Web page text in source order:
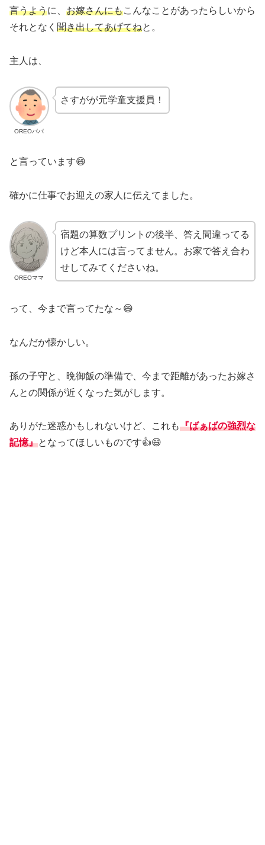
言うように、 お嫁さんにもこんなことがあったらしいから
それとなく 聞き出してあげてねと。
主人は、
OREOパパ
さすがが元学童支援員！
と言っています😄
確かに仕事でお迎えの家人に伝えてました。
OREOママ
宿題の算数プリントの後半、答え間違ってる
けど本人には言ってません。お家で答え合わ
せしてみてくださいね。
って、今まで言ってたな～😄
なんだか懐かしい。
孫の子守と、晩御飯の準備で、今まで距離があったお嫁さ
んとの関係が近くなった気がします。
ありがた迷惑かもしれないけど、これも『ばぁばの強烈な
記憶』となってほしいものです👍😄